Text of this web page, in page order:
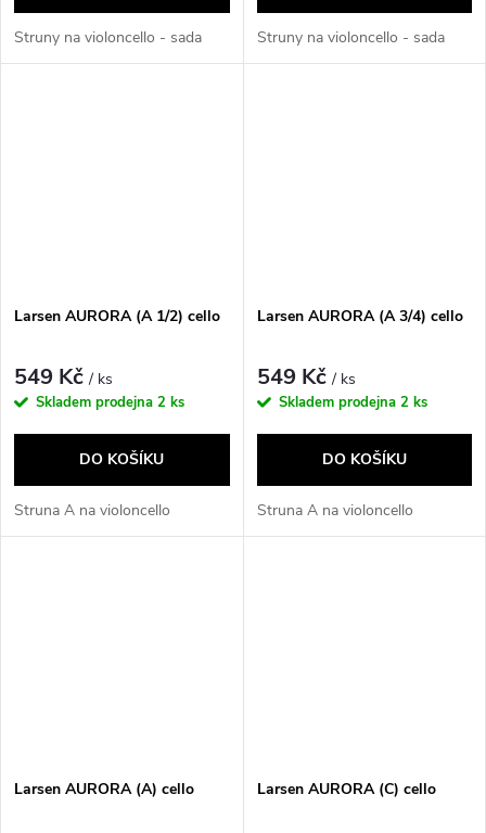
Struny na violoncello - sada Struny na violoncello - sada
Larsen AURORA (A 1/2) cello
549 Kč/ ks
Skladem prodejna 2 ks
DO KOŠÍKU
Struna A na violoncello
Larsen AURORA (A 3/4) cello
549 Kč/ ks
Skladem prodejna 2 ks
DO KOŠÍKU
Struna A na violoncello
Larsen AURORA (A) cello Larsen AURORA (C) cello